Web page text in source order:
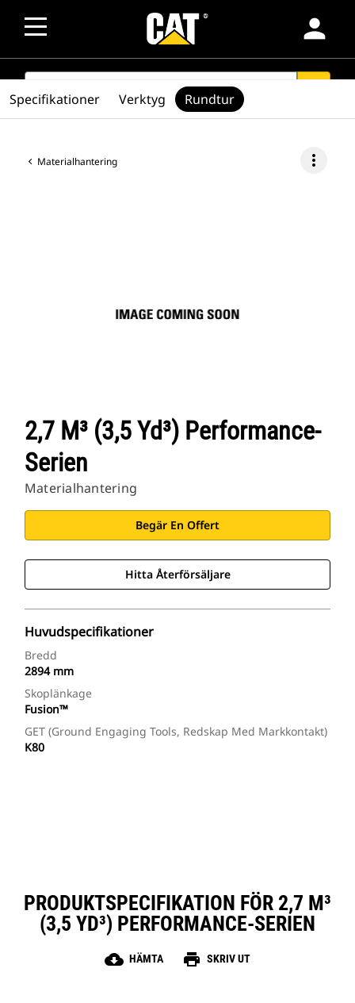
person
SEARCH
Materialhantering more_vert
2,7 M³ (3,5 Yd³) Performance-
Serien
Materialhantering
Begär En Offert
Hitta Återförsäljare
Huvudspecifikationer
Bredd
2894 mm
Skoplänkage
Fusion™
GET (ground Engaging Tools, Redskap Med Markkontakt)
K80
Specifikationer Verktyg Rundtur
PRODUKTSPECIFIKATION FÖR 2,7 M³
(3,5 YD³) PERFORMANCE-SERIEN
cloud_download HÄMTA print SKRIV UT